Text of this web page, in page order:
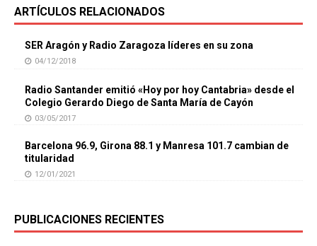
ARTÍCULOS RELACIONADOS
SER Aragón y Radio Zaragoza líderes en su zona
04/12/2018
Radio Santander emitió «Hoy por hoy Cantabria» desde el
Colegio Gerardo Diego de Santa María de Cayón
03/05/2017
Barcelona 96.9, Girona 88.1 y Manresa 101.7 cambian de
titularidad
12/01/2021
PUBLICACIONES RECIENTES